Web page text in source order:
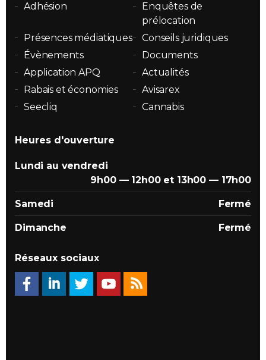
Adhésion
Enquêtes de
prélocation
Présences médiatiques
Conseils juridiques
Évènements
Documents
Application APQ
Actualités
Rabais et économies
Avisarex
Seecliq
Cannabis
Heures d'ouverture
Lundi au vendredi
9h00 — 12h00 et 13h00 — 17h00
Samedi Fermé
Dimanche Fermé
Réseaux sociaux